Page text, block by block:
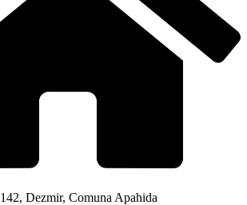
Dezmir, Comuna Apahida